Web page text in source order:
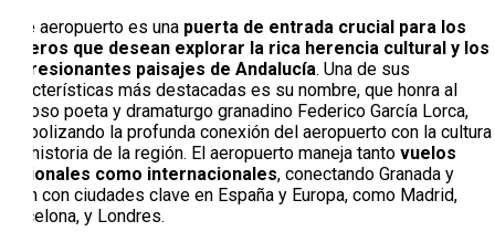
Este aeropuerto es una puerta de entrada crucial para los
viajeros que desean explorar la rica herencia cultural y los
impresionantes paisajes de Andalucía. Una de sus
características más destacadas es su nombre, que honra al
famoso poeta y dramaturgo granadino Federico García Lorca,
simbolizando la profunda conexión del aeropuerto con la cultura
y la historia de la región. El aeropuerto maneja tanto vuelos
nacionales como internacionales, conectando Granada y
Jaén con ciudades clave en España y Europa, como Madrid,
Barcelona, y Londres.